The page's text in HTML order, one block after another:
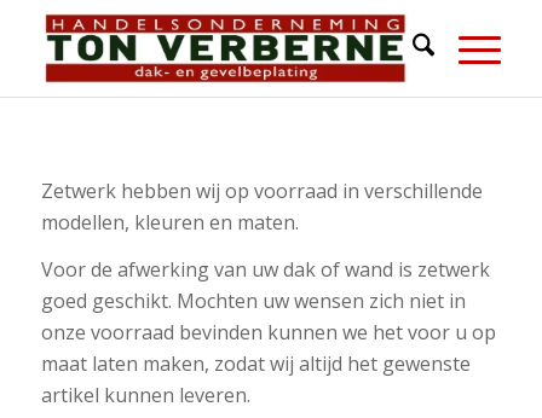
Zetwerk hebben wij op voorraad in verschillende
modellen, kleuren en maten.
Voor de afwerking van uw dak of wand is zetwerk
goed geschikt. Mochten uw wensen zich niet in
onze voorraad bevinden kunnen we het voor u op
maat laten maken, zodat wij altijd het gewenste
artikel kunnen leveren.